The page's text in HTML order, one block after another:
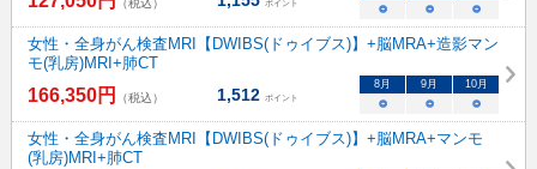
（税込） ポイント ○ ○ ○
女性・全身がん検査MRI【DWIBS(ドゥイブス)】+脳MRA+造影マン
モ(乳房)MRI+肺CT
166,350円 （税込） 1,512 ポイント
8月 9月 10月
○ ○ ○
女性・全身がん検査MRI【DWIBS(ドゥイブス)】+脳MRA+マンモ
(乳房)MRI+肺CT